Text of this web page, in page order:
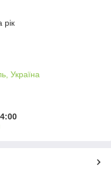
рік
Україна